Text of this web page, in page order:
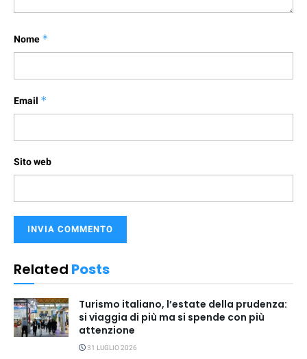
Nome *
Email *
Sito web
Related Posts
Turismo italiano, l’estate della prudenza:
si viaggia di più ma si spende con più
attenzione
31 LUGLIO 2026